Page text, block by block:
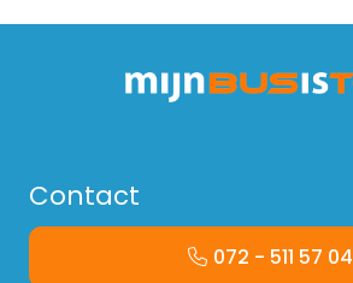
Contact
072 - 511 57 04